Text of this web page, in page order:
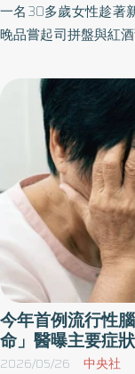
一名30多歲女性趁著
晚品嘗起司拼盤與紅
返台後症狀仍反覆發
取熟成與發酵食物
今年首例流行性
命」醫曝主要症
2026/05/26 中央社